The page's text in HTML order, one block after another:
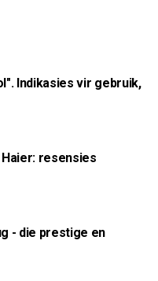
Indikasies vir gebruik,
resensies
- die prestige en